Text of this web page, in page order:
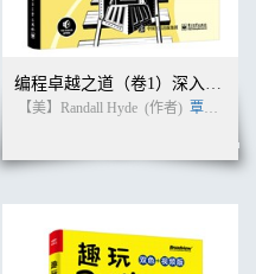
【美】Randall Hyde (作者) 覃宇